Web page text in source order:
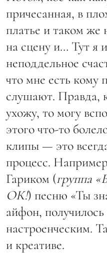
причесанная, в
платье и таком же
на сцену и… Тут я
неподдельное
что мне есть кому
слушают. Правда,
ухожу, то могу
этого что-то
клипы — это
процесс.
Гариком (группа
ОК!) песню «Ты
айфон,
настроенческим.
и креативе.